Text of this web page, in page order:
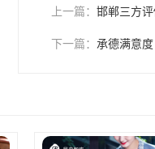
上一篇： 邯郸三方
下一篇： 承德满意度